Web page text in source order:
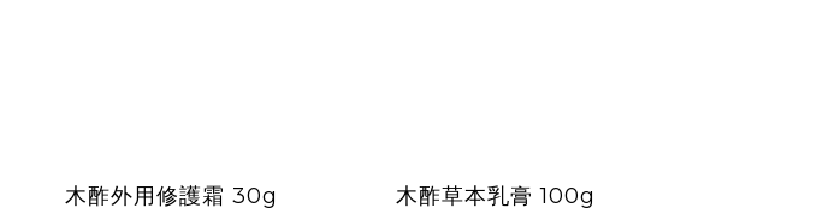
木酢外用修護霜 30g 木酢草本乳膏 100g